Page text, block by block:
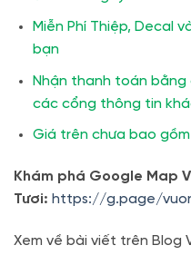
Miễn Phí Thiệp, Decal
bạn
Nhận thanh toán bằng
các cổng thông tin
Giá trên chưa bao
Khám phá Google Map
Tươi: https://g.page/
Xem về bài viết trên Blog